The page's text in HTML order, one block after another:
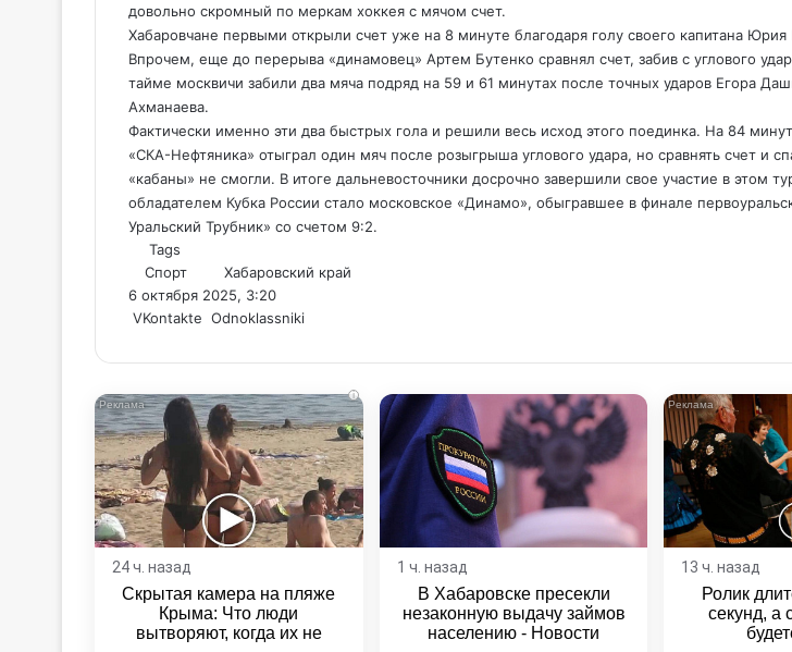
довольно скромный по меркам хоккея с мячом счет.
Хабаровчане первыми открыли счет уже на 8 минуте благодаря голу своего капитана Юрия
Впрочем, еще до перерыва «динамовец» Артем Бутенко сравнял счет, забив с углового
тайме москвичи забили два мяча подряд на 59 и 61 минутах после точных ударов Егора
Ахманаева.
Фактически именно эти два быстрых гола и решили весь исход этого поединка. На 84
«СКА-Нефтяника» отыграл один мяч после розыгрыша углового удара, но сравнять счет и
«кабаны» не смогли. В итоге дальневосточники досрочно завершили свое участие в этом
обладателем Кубка России стало московское «Динамо», обыгравшее в финале
Уральский Трубник» со счетом 9:2.
Tags
Спорт
Хабаровский край
6 октября 2025, 3:20
VKontakte Odnoklassniki
Email
i
24 ч. назад
Скрытая камера на пляже
Крыма: Что люди
вытворяют, когда их не
1 ч. назад
В Хабаровске пресекли
незаконную выдачу займов
населению - Новости
13 ч. назад
Ролик
секунд, а